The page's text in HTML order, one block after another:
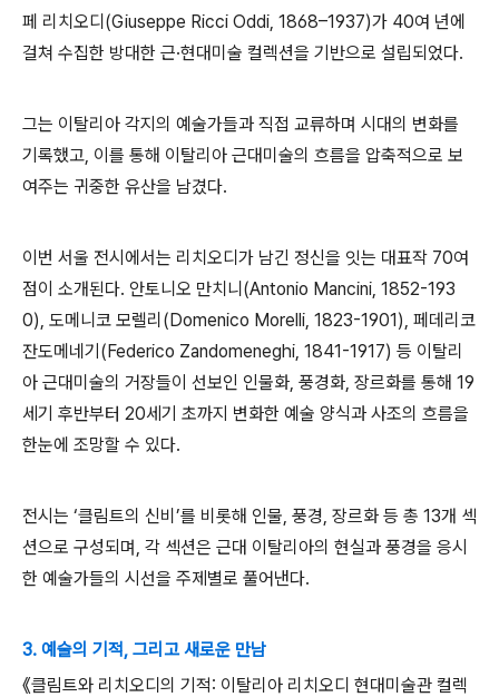
페 리치오디 (Giuseppe Ricci Oddi, 1868–1937)가 40여 년에
걸쳐 수집한 방대한 근·현대미술 컬렉션을 기반으로 설립되었다.
그는 이탈리아 각지의 예술가들과 직접 교류하며 시대의 변화를
기록했고, 이를 통해 이탈리아 근대미술의 흐름을 압축적으로 보
여주는 귀중한 유산을 남겼다.
이번 서울 전시에서는 리치오디가 남긴 정신을 잇는 대표작 70여
점이 소개된다. 안토니오 만치니 (Antonio Mancini, 1852-193
0), 도메니코 모렐리 (Domenico Morelli, 1823-1901), 페데리코
잔도메네기 (Federico Zandomeneghi, 1841-1917) 등 이탈리
아 근대미술의 거장들이 선보인 인물화, 풍경화, 장르화를 통해 19
세기 후반부터 20세기 초까지 변화한 예술 양식과 사조의 흐름을
한눈에 조망할 수 있다.
전시는 ‘클림트의 신비 ’를 비롯해 인물, 풍경, 장르화 등 총 13개 섹
션으로 구성되며, 각 섹션은 근대 이탈리아의 현실과 풍경을 응시
한 예술가들의 시선을 주제별로 풀어낸다.
3. 예술의 기적, 그리고 새로운 만남
《클림트와 리치오디의 기적: 이탈리아 리치오디 현대미술관 컬렉